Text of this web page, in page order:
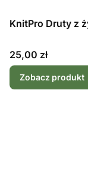
KnitPro Druty z
Cena
25,00 zł
Zobacz produkt